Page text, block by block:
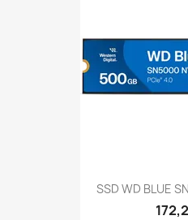
SSD WD BLUE